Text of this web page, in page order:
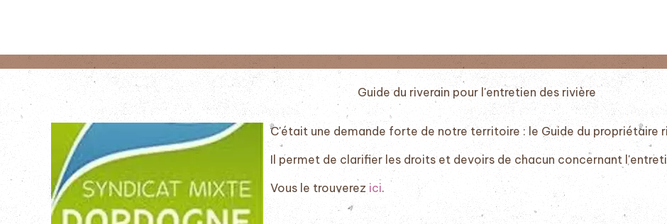
Guide du riverain pour l'entretien des rivière
C'était une demande forte de notre territoire : le Guide du propriétaire
Il permet de clarifier les droits et devoirs de chacun concernant
Vous le trouverez ici.